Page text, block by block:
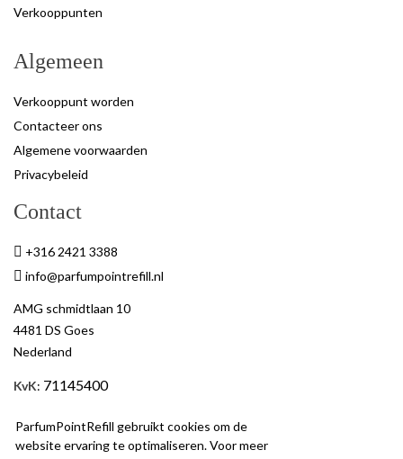
ParfumPointRefill gebruikt cookies om de
website ervaring te optimaliseren. Voor meer
Verkooppunten
Algemeen
Verkooppunt worden
Contacteer ons
Algemene voorwaarden
Privacybeleid
Contact
+316 2421 3388
info@parfumpointrefill.nl
AMG schmidtlaan 10
4481 DS Goes
Nederland
KvK: 71145400